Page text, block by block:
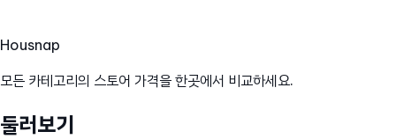
Housnap
모든 카테고리의 스토어 가격을 한곳에서 비교하세요.
둘러보기